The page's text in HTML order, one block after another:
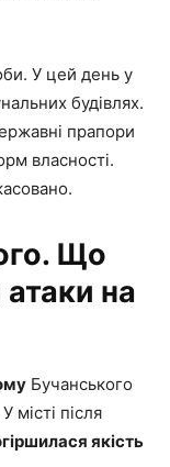
У цей день у
будівлях.
прапори
власності.
Що
на
Бучанського
після
якість